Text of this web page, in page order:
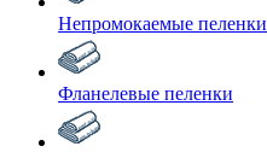
Непромокаемые пеленки
Фланелевые пеленки